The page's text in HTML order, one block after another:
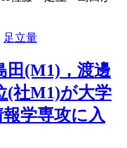
足立量
田(M1)，渡邊
(社M1)が大学
学専攻に入